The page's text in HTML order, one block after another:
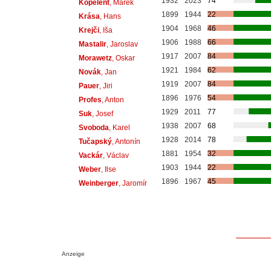
Kopelent, Marek
Krása , Hans 1899 1944
22
Krejči, Iša 1904 1968
46
Mastalir, Jaroslav 1906 1988
66
Morawetz, Oskar 1917 2007
84
Novák, Jan 1921 1984
62
Pauer, Jiri 1919 2007
84
Profes , Anton 1896 1976
54
Suk, Josef 1929 2011
77
Svoboda , Karel 1938 2007
68
Tučapský, Antonín 1928 2014
78
Vackár, Václav 1881 1954
32
Weber, Ilse 1903 1944
22
Weinberger, Jaromír 1896 1967 45
Anzeige